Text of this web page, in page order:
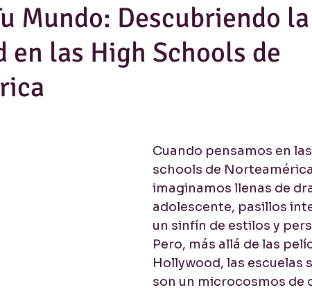
Stories-Historias de Éxito Online Learning-
Listening / Comprensión lectora
Mundo: Descubriendo la
en las High Schools de
Cuando pensamos en
schools de
imaginamos llenas de
adolescente, pasillos
un sinfín de estilos y
Pero, más allá de las
Hollywood, las escuelas
son un microcosmos de